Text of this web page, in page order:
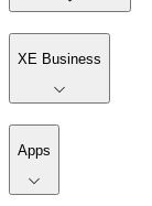
XE Business
Apps